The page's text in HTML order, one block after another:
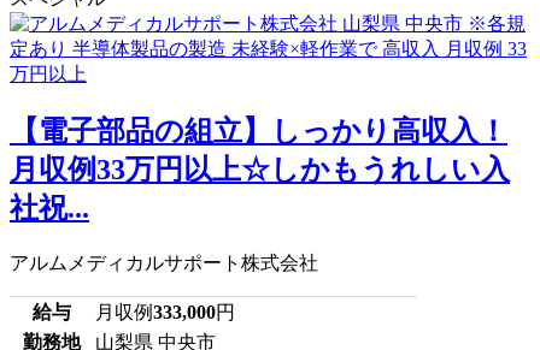
【電子部品の組立】しっかり高収入！
月収例33万円以上☆しかもうれしい入
社祝...
アルムメディカルサポート株式会社
給与 月収例333,000円
勤務地
山梨県 中央市